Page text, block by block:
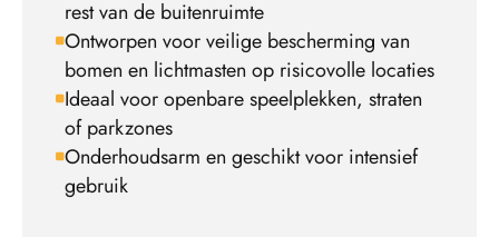
rest van de buitenruimte
Ontworpen voor veilige bescherming van
bomen en lichtmasten op risicovolle locaties
Ideaal voor openbare speelplekken, straten
of parkzones
Onderhoudsarm en geschikt voor intensief
gebruik